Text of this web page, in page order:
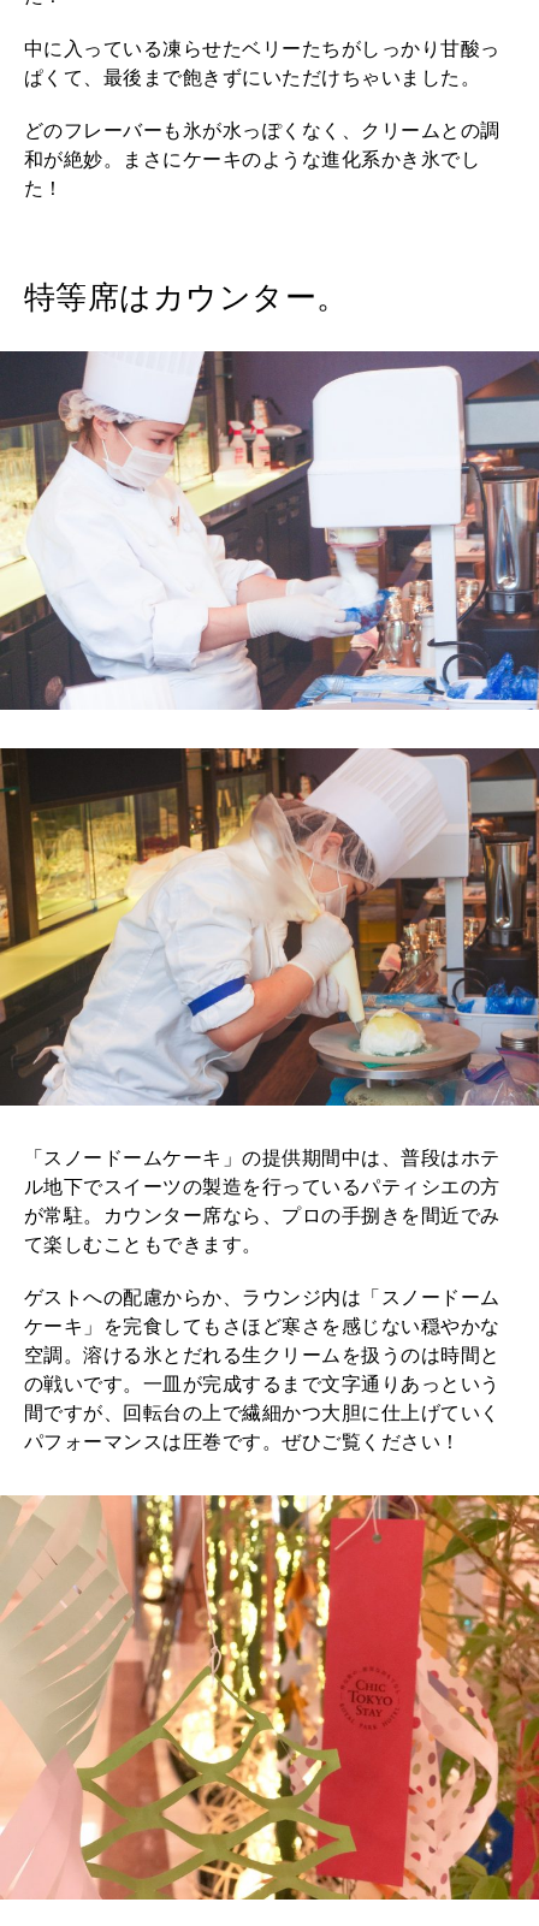
中に入っている凍らせたベリーたちがしっかり甘酸っ
ぱくて、最後まで飽きずにいただけちゃいました。
どのフレーバーも氷が水っぽくなく、クリームとの調
和が絶妙。まさにケーキのような進化系かき氷でし
た！
特等席はカウンター。
「スノードームケーキ」の提供期間中は、普段はホテ
ル地下でスイーツの製造を行っているパティシエの方
が常駐。カウンター席なら、プロの手捌きを間近でみ
て楽しむこともできます。
ゲストへの配慮からか、ラウンジ内は「スノードーム
ケーキ」を完食してもさほど寒さを感じない穏やかな
空調。溶ける氷とだれる生クリームを扱うのは時間と
の戦いです。一皿が完成するまで文字通りあっという
間ですが、回転台の上で繊細かつ大胆に仕上げていく
パフォーマンスは圧巻です。ぜひご覧ください！